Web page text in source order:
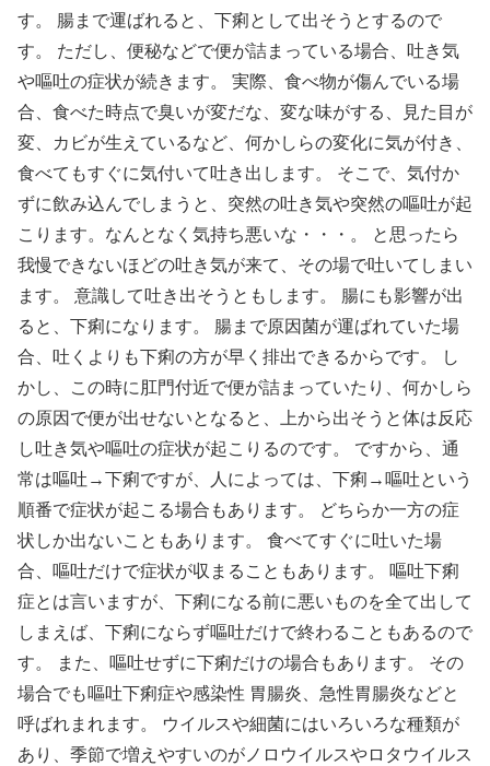
す。 腸まで運ばれると、下痢として出そうとするので
す。 ただし、便秘などで便が詰まっている場合、吐き気
や嘔吐の症状が続きます。 実際、食べ物が傷んでいる場
合、食べた時点で臭いが変だな、変な味がする、見た目が
変、カビが生えているなど、何かしらの変化に気が付き、
食べてもすぐに気付いて吐き出します。 そこで、気付か
ずに飲み込んでしまうと、突然の吐き気や突然の嘔吐が起
こります。なんとなく気持ち悪いな・・・。 と思ったら
我慢できないほどの吐き気が来て、その場で吐いてしまい
ます。 意識して吐き出そうともします。 腸にも影響が出
ると、下痢になります。 腸まで原因菌が運ばれていた場
合、吐くよりも下痢の方が早く排出できるからです。 し
かし、この時に肛門付近で便が詰まっていたり、何かしら
の原因で便が出せないとなると、上から出そうと体は反応
し吐き気や嘔吐の症状が起こりるのです。 ですから、通
常は嘔吐→下痢ですが、人によっては、下痢→嘔吐という
順番で症状が起こる場合もあります。 どちらか一方の症
状しか出ないこともあります。 食べてすぐに吐いた場
合、嘔吐だけで症状が収まることもあります。 嘔吐下痢
症とは言いますが、下痢になる前に悪いものを全て出して
しまえば、下痢にならず嘔吐だけで終わることもあるので
す。 また、嘔吐せずに下痢だけの場合もあります。 その
場合でも嘔吐下痢症や感染性 胃腸炎、急性胃腸炎などと
呼ばれまれます。 ウイルスや細菌にはいろいろな種類が
あり、季節で増えやすいのがノロウイルスやロタウイルス